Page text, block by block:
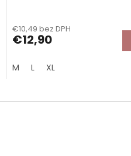
€10,49 bez DPH
€12,90
M L XL